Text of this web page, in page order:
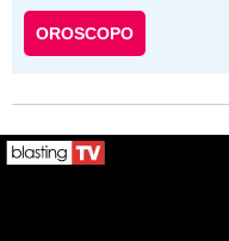
OROSCOPO